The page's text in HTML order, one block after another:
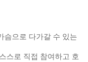
슴으로 다가갈 수 있는
스로 직접 참여하고 호